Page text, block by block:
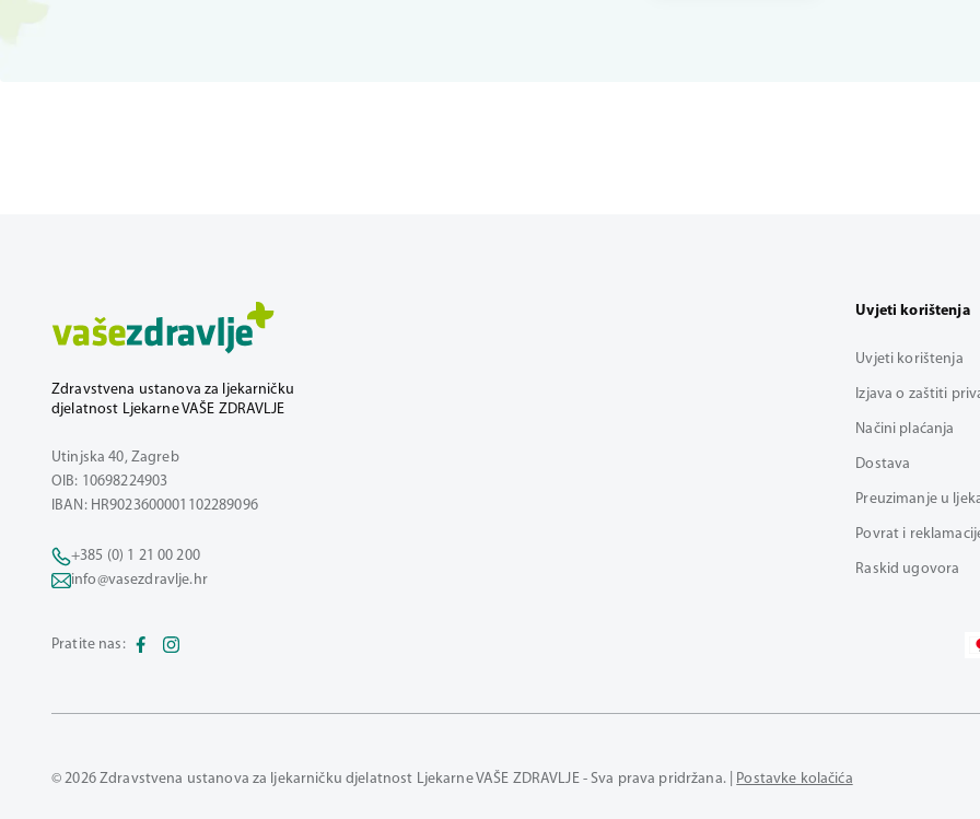
Zdravstvena ustanova za ljekarničku
djelatnost Ljekarne VAŠE ZDRAVLJE
Utinjska 40, Zagreb
OIB: 10698224903
IBAN: HR9023600001102289096
+385 (0) 1 21 00 200
info@vasezdravlje.hr
Uvjeti korištenja
Uvjeti korištenja
Izjava o zaštiti
Načini plaćanja
Dostava
Preuzimanje u
Povrat i
Raskid ugovora
Pratite nas:
© 2026 Zdravstvena ustanova za ljekarničku djelatnost Ljekarne VAŠE ZDRAVLJE - Sva prava pridržana. | Postavke kolačića